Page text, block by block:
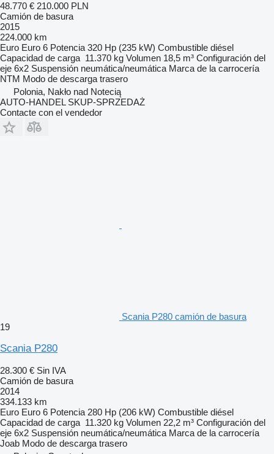
48.770 € 210.000 PLN
Camión de basura
2015
224.000 km
Euro Euro 6 Potencia 320 Hp (235 kW) Combustible diésel
Capacidad de carga 11.370 kg Volumen 18,5 m³ Configuración del
eje 6x2 Suspensión neumática/neumática Marca de la carrocería
NTM Modo de descarga trasero
Polonia, Nakło nad Notecią
AUTO-HANDEL SKUP-SPRZEDAŻ
Contacte con el vendedor
Scania P280 camión de basura
19
Scania P280
28.300 € Sin IVA
Camión de basura
2014
334.133 km
Euro Euro 6 Potencia 280 Hp (206 kW) Combustible diésel
Capacidad de carga 11.320 kg Volumen 22,2 m³ Configuración del
eje 6x2 Suspensión neumática/neumática Marca de la carrocería
Joab Modo de descarga trasero